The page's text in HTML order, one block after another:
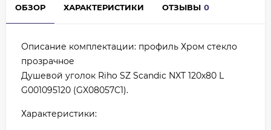
ОБЗОР ХАРАКТЕРИСТИКИ ОТЗЫВЫ 0
Описание комплектации: профиль Хром стекло
прозрачное
Душевой уголок Riho SZ Scandic NXT 120х80 L
G001095120 (GX08057C1).
Характеристики: